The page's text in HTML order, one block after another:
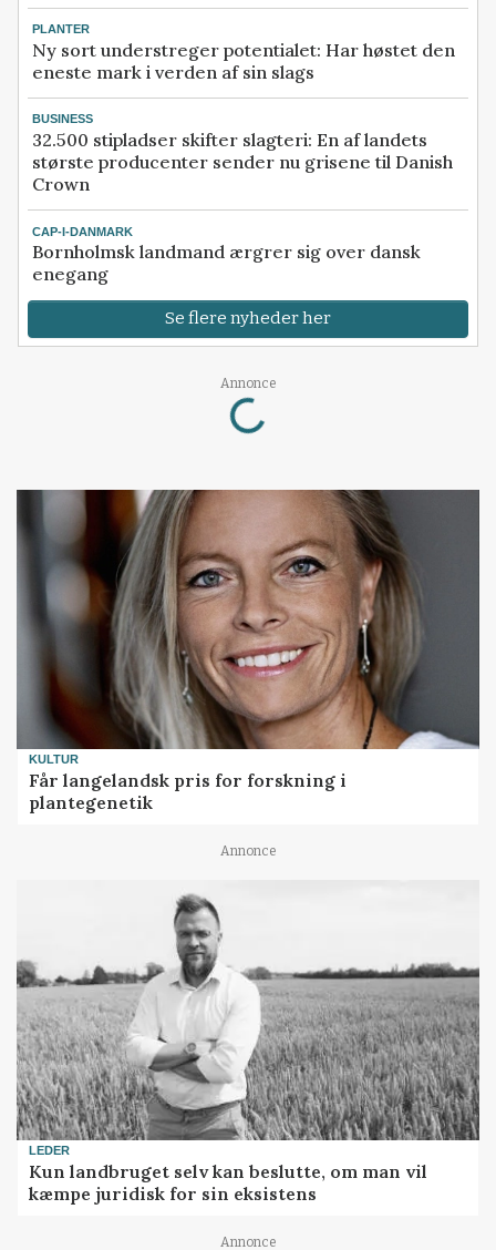
PLANTER
Ny sort understreger potentialet: Har høstet den
eneste mark i verden af sin slags
BUSINESS
32.500 stipladser skifter slagteri: En af landets
største producenter sender nu grisene til Danish
Crown
CAP-I-DANMARK
Bornholmsk landmand ærgrer sig over dansk
enegang
Se flere nyheder her
Annonce
Loading...
KULTUR
Får langelandsk pris for forskning i
plantegenetik
Annonce
LEDER
Kun landbruget selv kan beslutte, om man vil
kæmpe juridisk for sin eksistens
Annonce